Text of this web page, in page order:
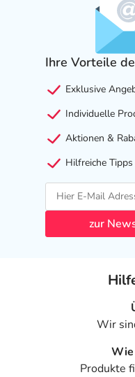
Ihre Vorteile
Exklusive
Individuelle
Aktionen &
Hilfreiche
zur
Wir
Wie
Produkte